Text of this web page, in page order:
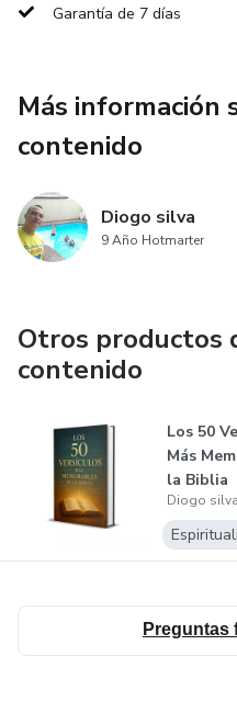
Garantía de 7 días
Más información
contenido
Diogo silva
9 Año Hotmarter
Otros productos
contenido
Los 50
Más
la Biblia
Diogo silva
Preguntas